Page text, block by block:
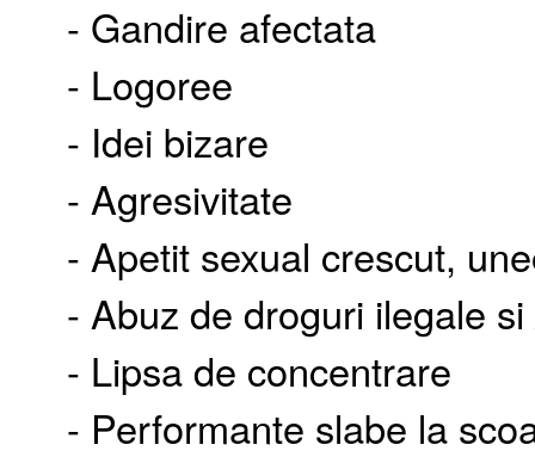
- Gandire afectata
- Logoree
- Idei bizare
- Agresivitate
- Apetit sexual crescut,
- Abuz de droguri ilegale
- Lipsa de concentrare
- Performante slabe la